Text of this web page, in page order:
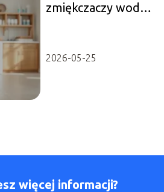
zmiękczaczy wody –
2026-05-25
więcej informacji?